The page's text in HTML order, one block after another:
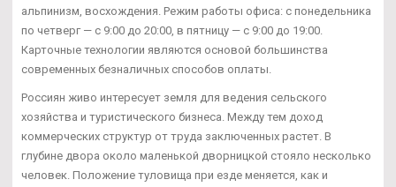
альпинизм, восхождения. Режим работы офиса: с понедельника
по четверг — с 9:00 до 20:00, в пятницу — с 9:00 до 19:00.
Карточные технологии являются основой большинства
современных безналичных способов оплаты.
Россиян живо интересует земля для ведения сельского
хозяйства и туристического бизнеса. Между тем доход
коммерческих структур от труда заключенных растет. В
глубине двора около маленькой дворницкой стояло несколько
человек. Положение туловища при езде меняется, как и